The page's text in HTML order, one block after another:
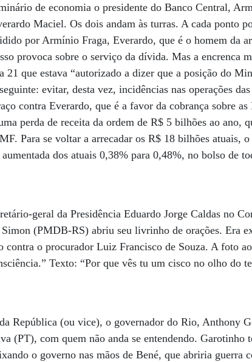
de economia o presidente do Banco Central,
Maciel. Os dois andam às turras. A cada ponto
por Armínio Fraga, Everardo, que é o homem da
provoca sobre o serviço da dívida. Mas a encrenca
que estava “autorizado a dizer que a posição do
evitar, desta vez, incidências nas operações
contra Everardo, que é a favor da cobrança sobre
perda de receita da ordem de R$ 5 bilhões ao ano,
Para se voltar a arrecadar os R$ 18 bilhões atuais,
dos atuais 0,38% para 0,48%, no bolso de
geral da Presidência Eduardo Jorge Caldas no
(PMDB-RS) abriu seu livrinho de orações. Era
contra o procurador Luiz Francisco de Souza. A foto
Texto: “Por que vês tu um cisco no olho do
República (ou vice), o governador do Rio, Anthony
(PT), com quem não anda se entendendo. Garotinho
o governo nas mãos de Bené, que abriria guerra